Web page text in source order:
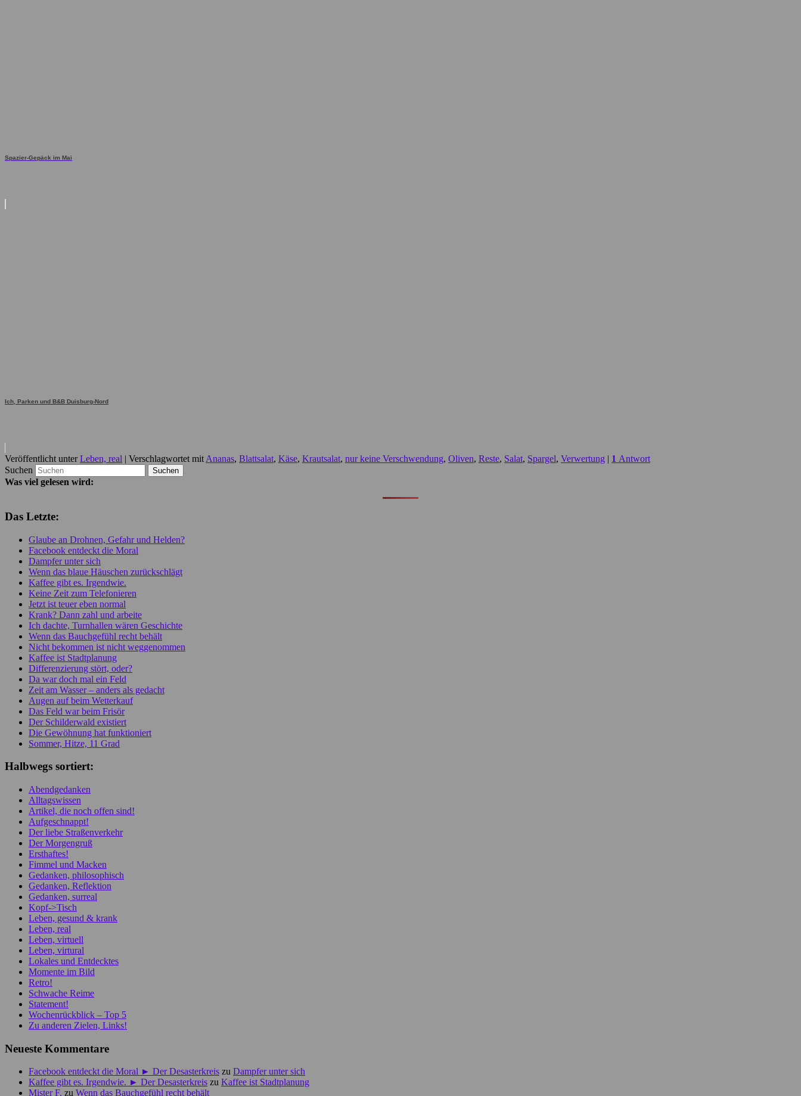
Spazier-Gepäck im Mai
Ich, Parken und B&B Duisburg-Nord
Veröffentlicht unter Leben, real | Verschlagwortet mit Ananas, Blattsalat, Käse, Krautsalat, nur keine Verschwendung, Oliven, Reste, Salat, Spargel, Verwertung | 1 Antwort
Suchen
Was viel gelesen wird:
Das Letzte:
Glaube an Drohnen, Gefahr und Helden?
Facebook entdeckt die Moral
Dampfer unter sich
Wenn das blaue Häuschen zurückschlägt
Kaffee gibt es. Irgendwie.
Keine Zeit zum Telefonieren
Jetzt ist teuer eben normal
Krank? Dann zahl und arbeite
Ich dachte, Turnhallen wären Geschichte
Wenn das Bauchgefühl recht behält
Nicht bekommen ist nicht weggenommen
Kaffee ist Stadtplanung
Differenzierung stört, oder?
Da war doch mal ein Feld
Zeit am Wasser – anders als gedacht
Augen auf beim Wetterkauf
Das Feld war beim Frisör
Der Schilderwald existiert
Die Gewöhnung hat funktioniert
Sommer, Hitze, 11 Grad
Halbwegs sortiert:
Abendgedanken
Alltagswissen
Artikel, die noch offen sind!
Aufgeschnappt!
Der liebe Straßenverkehr
Der Morgengruß
Ersthaftes!
Fimmel und Macken
Gedanken, philosophisch
Gedanken, Reflektion
Gedanken, surreal
Kopf->Tisch
Leben, gesund & krank
Leben, real
Leben, virtuell
Leben, virtural
Lokales und Entdecktes
Momente im Bild
Retro!
Schwache Reime
Statement!
Wochenrückblick – Top 5
Zu anderen Zielen, Links!
Neueste Kommentare
Facebook entdeckt die Moral ► Der Desasterkreis zu Dampfer unter sich
Kaffee gibt es. Irgendwie. ► Der Desasterkreis zu Kaffee ist Stadtplanung
Mister F. zu Wenn das Bauchgefühl recht behält